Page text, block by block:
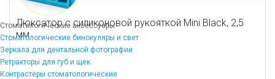
Стоматологические аксессуары
Стоматологические бинокуляры и свет
Зеркала для дентальной фотографии
Ретракторы для губ и щек
Контрастеры стоматологические
Люксатор с силиконовой рукояткой Mini Black, 2,5
мм